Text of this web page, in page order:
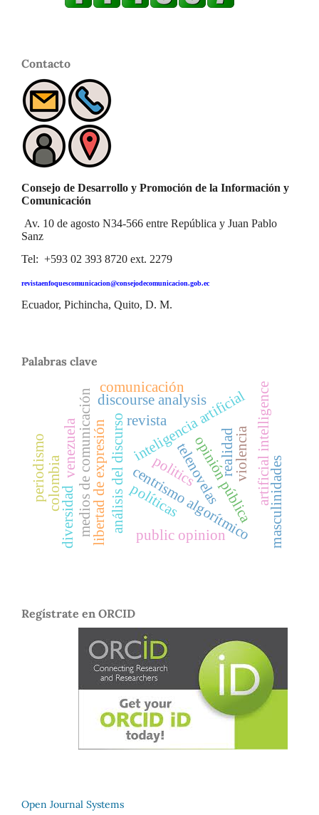
Contacto
Consejo de Desarrollo y Promoción de la Información y
Comunicación
Av. 10 de agosto N34-566 entre República y Juan Pablo
Sanz
Tel: +593 02 393 8720 ext. 2279
revistaenfoquescomunicacion@consejodecomunicacion.gob.ec
Ecuador, Pichincha, Quito, D. M.
Palabras clave
inteligencia artificial
análisis del discursocentrismo algorítmico
libertad de expresión opinión públicaartificial intelligence
discourse analysis
public opinion
medios de comunicación
diversidad
realidad
colombia
venezuela
políticas
comunicación
politics
revista
telenovelas masculinidades
periodismo violencia
Regístrate en ORCID
Open Journal Systems